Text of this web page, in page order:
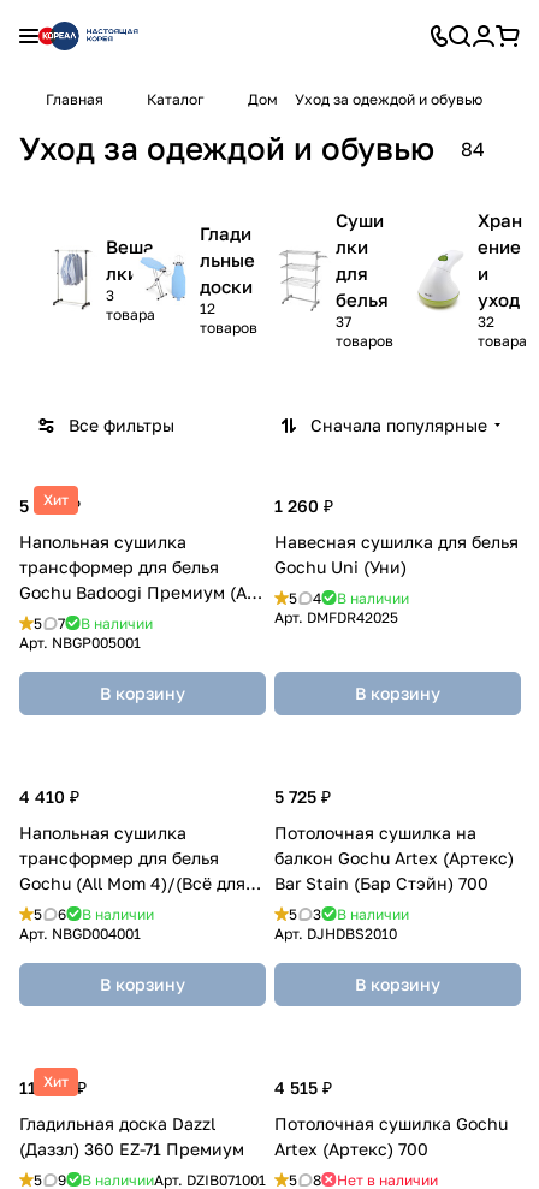
Главная Каталог Дом Уход за одеждой и обувью
Уход за одеждой и обувью 84
Веша
лки
3
товара
Глади
льные
доски
12
товаров
Суши
лки
для
белья
37
товаров
Хран
ение
и
уход
32
товара
Все фильтры Сначала популярные
Хит
5 460 ₽
Напольная сушилка
трансформер для белья
Gochu Badoogi Премиум (All
Mom 3) Бадоги (Всё для мамы
3)
5 7
В наличии
Арт. NBGP005001
В корзину
1 260 ₽
Навесная сушилка для белья
Gochu Uni (Уни)
5 4
В наличии
Арт. DMFDR42025
В корзину
4 410 ₽
Напольная сушилка
трансформер для белья
Gochu (All Mom 4)/(Всё для
мамы 4)
5 6
В наличии
Арт. NBGD004001
В корзину
5 725 ₽
Потолочная сушилка на
балкон Gochu Artex (Артекс)
Bar Stain (Бар Стэйн) 700
5 3
В наличии
Арт. DJHDBS2010
В корзину
Хит
11 865 ₽
Гладильная доска Dazzl
(Даззл) 360 EZ-71 Премиум
5 9 В наличииАрт. DZIB071001
4 515 ₽
Потолочная сушилка Gochu
Artex (Артекс) 700
5 8
Нет в наличии